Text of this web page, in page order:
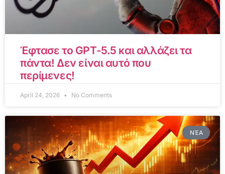
Έφτασε το GPT-5.5 και αλλάζει τα
πάντα! Δεν είναι αυτό που
περίμενες!
April 24, 2026 No Comments
ΝΈΑ